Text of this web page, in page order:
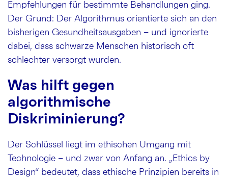
Empfehlungen für bestimmte Behandlungen ging.
Der Grund: Der Algorithmus orientierte sich an den
bisherigen Gesundheitsausgaben – und ignorierte
dabei, dass schwarze Menschen historisch oft
schlechter versorgt wurden.
Was hilft gegen
algorithmische
Diskriminierung?
Der Schlüssel liegt im ethischen Umgang mit
Technologie – und zwar von Anfang an. „Ethics by
Design“ bedeutet, dass ethische Prinzipien bereits in